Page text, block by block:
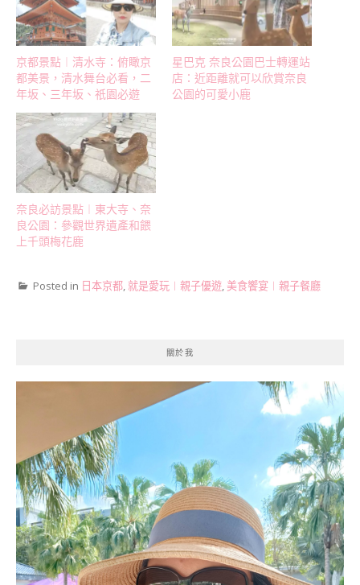
京都景點︱清水寺：俯瞰京
都美景，清水舞台必看，二
年坂、三年坂、祇園必遊
星巴克 奈良公園巴士轉運站
店：近距離就可以欣賞奈良
公園的可愛小鹿
奈良必訪景點︱東大寺、奈
良公園：參觀世界遺產和餵
上千頭梅花鹿
Posted in 日本京都,就是愛玩︱親子優遊,美食饗宴︱親子餐廳
關於我